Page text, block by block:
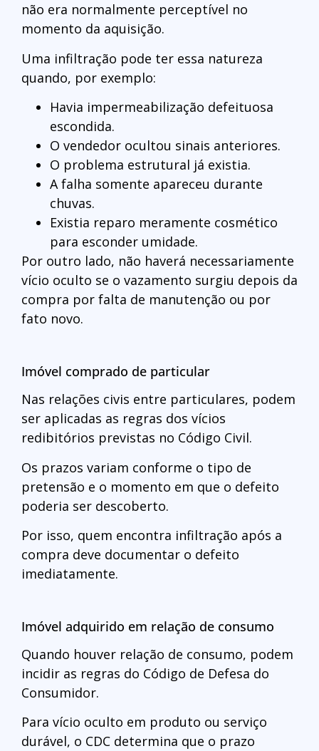
não era normalmente perceptível no
momento da aquisição.
Uma infiltração pode ter essa natureza
quando, por exemplo:
Havia impermeabilização defeituosa
escondida.
O vendedor ocultou sinais anteriores.
O problema estrutural já existia.
A falha somente apareceu durante
chuvas.
Existia reparo meramente cosmético
para esconder umidade.
Por outro lado, não haverá necessariamente
vício oculto se o vazamento surgiu depois da
compra por falta de manutenção ou por
fato novo.
Imóvel comprado de particular
Nas relações civis entre particulares, podem
ser aplicadas as regras dos vícios
redibitórios previstas no Código Civil.
Os prazos variam conforme o tipo de
pretensão e o momento em que o defeito
poderia ser descoberto.
Por isso, quem encontra infiltração após a
compra deve documentar o defeito
imediatamente.
Imóvel adquirido em relação de consumo
Quando houver relação de consumo, podem
incidir as regras do Código de Defesa do
Consumidor.
Para vício oculto em produto ou serviço
durável, o CDC determina que o prazo